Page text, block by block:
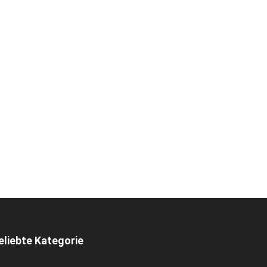
Kategorie